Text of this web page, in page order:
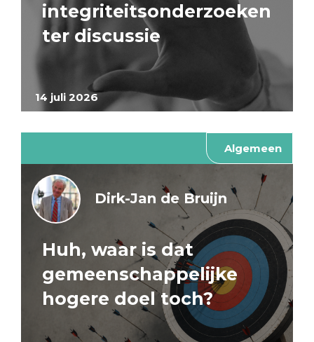
14 juli 2026
integriteitsonderzoeken
ter discussie
Algemeen
Dirk-Jan de Bruijn
Huh, waar is dat
gemeenschappelijke
hogere doel toch?